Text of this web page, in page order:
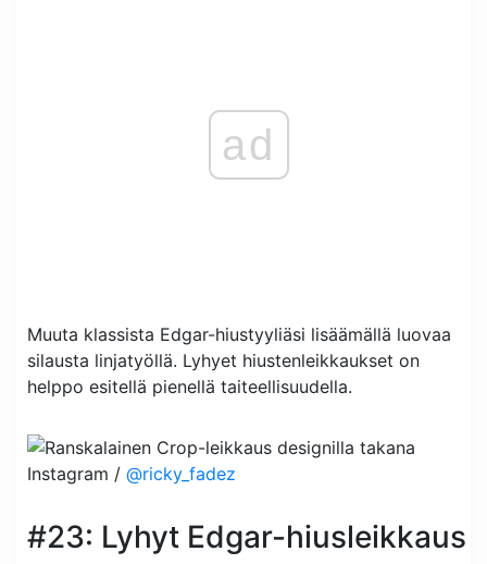
ad
Muuta klassista Edgar-hiustyyliäsi lisäämällä luovaa
silausta linjatyöllä. Lyhyet hiustenleikkaukset on
helppo esitellä pienellä taiteellisuudella.
Instagram / @ricky_fadez
#23: Lyhyt Edgar-hiusleikkaus